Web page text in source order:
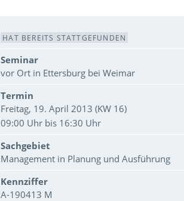
Veranstaltungsdaten
HAT BEREITS STATTGEFUNDEN
Seminar
vor Ort in Ettersburg bei Weimar
Termin
Freitag, 19. April 2013 (KW 16)
09:00 Uhr bis 16:30 Uhr
Sachgebiet
Management in Planung und Ausführung
Kennziffer
A-190413 M